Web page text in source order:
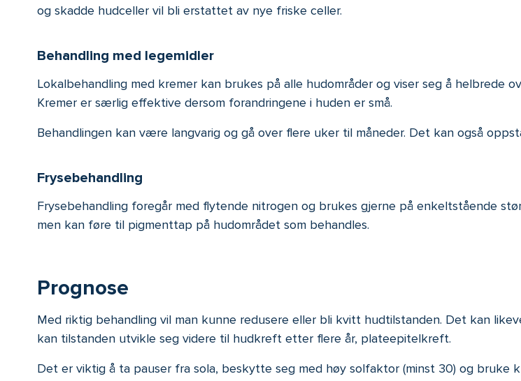
og skadde hudceller vil bli erstattet av nye friske celler.
Behandling med legemidler
Lokalbehandling med kremer kan brukes på alle hudområder og viser seg å helbrede
Kremer er særlig effektive dersom forandringene i huden er små.
Behandlingen kan være langvarig og gå over flere uker til måneder. Det kan også
Frysebehandling
Frysebehandling foregår med flytende nitrogen og brukes gjerne på enkeltstående
men kan føre til pigmenttap på hudområdet som behandles.
Prognose
Med riktig behandling vil man kunne redusere eller bli kvitt hudtilstanden. Det kan
kan tilstanden utvikle seg videre til hudkreft etter flere år, plateepitelkreft.
Det er viktig å ta pauser fra sola, beskytte seg med høy solfaktor (minst 30) og bruke